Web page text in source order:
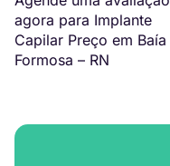
agora para Implante
Capilar Preço em Baía
Formosa – RN